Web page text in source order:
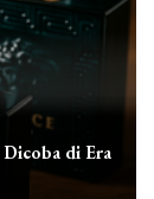
Dicoba di Era